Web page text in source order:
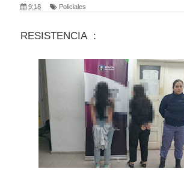
9:18 Policiales
RESISTENCIA :